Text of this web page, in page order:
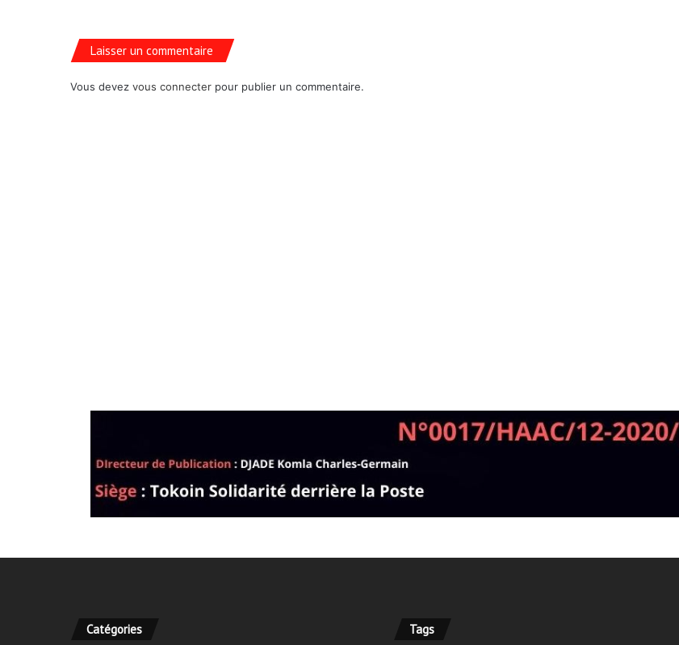
Laisser un commentaire
Vous devez vous connecter pour publier un commentaire.
Catégories Tags